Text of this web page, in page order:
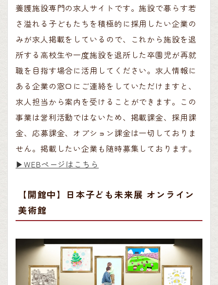
養護施設専門の求人サイトです。施設で暮らす若
さ溢れる子どもたちを積極的に採用したい企業の
みが求人掲載をしているので、これから施設を退
所する高校生や一度施設を退所した卒園児が再就
職を目指す場合に活用してください。求人情報に
ある企業の窓口にご連絡をしていただけますと、
求人担当から案内を受けることができます。この
事業は営利活動ではないため、掲載課金、採用課
金、応募課金、オプション課金は一切しておりま
せん。掲載したい企業も随時募集しております。
▶︎WEBページはこちら
【開館中】日本子ども未来展 オンライン
美術館